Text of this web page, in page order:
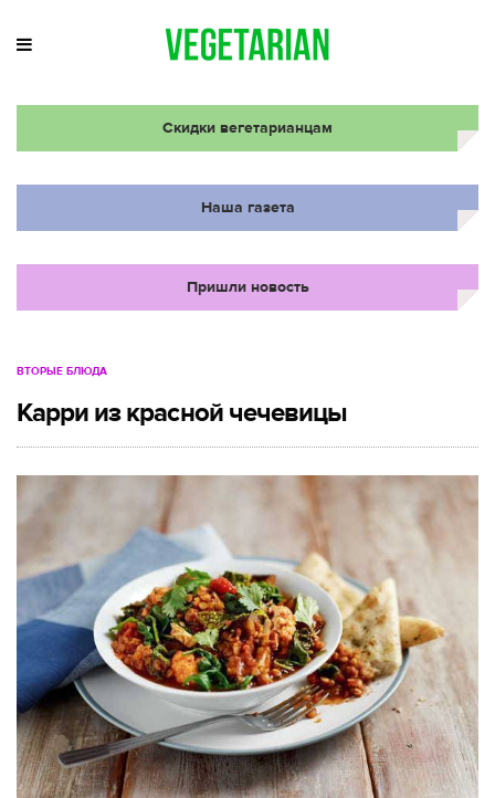
Скидки вегетарианцам
Наша газета
Пришли новость
ВТОРЫЕ БЛЮДА
Карри из красной чечевицы